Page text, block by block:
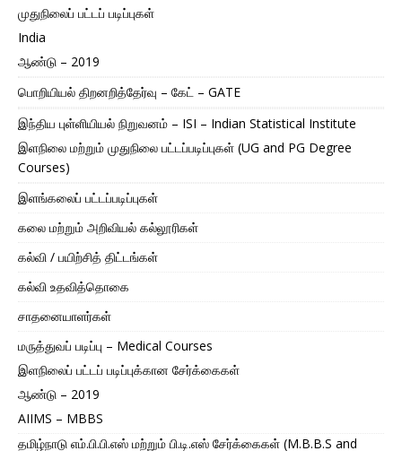
முதுநிலைப் பட்டப் படிப்புகள்
India
ஆண்டு – 2019
பொறியியல் திறனறித்தேர்வு – கேட் – GATE
இந்திய புள்ளியியல் நிறுவனம் – ISI – Indian Statistical Institute
இளநிலை மற்றும் முதுநிலை பட்டப்படிப்புகள் (UG and PG Degree
Courses)
இளங்கலைப் பட்டப்படிப்புகள்
கலை மற்றும் அறிவியல் கல்லூரிகள்
கல்வி / பயிற்சித் திட்டங்கள்
கல்வி உதவித்தொகை
சாதனையாளர்கள்
மருத்துவப் படிப்பு – Medical Courses
இளநிலைப் பட்டப் படிப்புக்கான சேர்க்கைகள்
ஆண்டு – 2019
AIIMS – MBBS
தமிழ்நாடு எம்.பி.பி.எஸ் மற்றும் பி.டி.எஸ் சேர்க்கைகள் (M.B.B.S and